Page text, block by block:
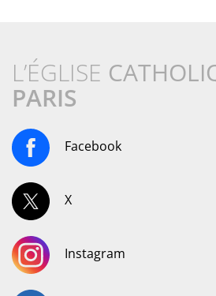
L’ÉGLISE
PARIS
Facebook
X
Instagram